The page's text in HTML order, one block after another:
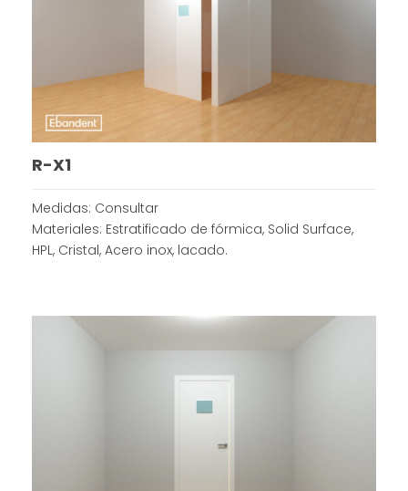
R-X1
Medidas: Consultar
Materiales: Estratificado de fórmica, Solid Surface,
HPL, Cristal, Acero inox, lacado.